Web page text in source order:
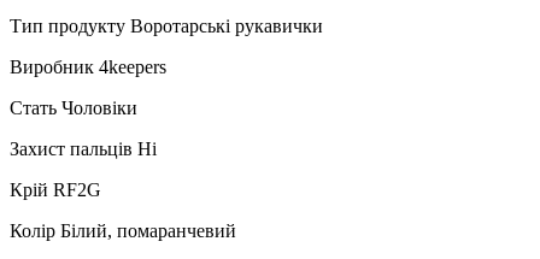
Тип продукту Воротарські рукавички
Виробник 4keepers
Стать Чоловіки
Захист пальців Ні
Крій RF2G
Колір Білий, помаранчевий